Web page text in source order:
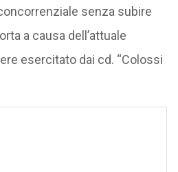
senza subire
a causa dell’attuale
esercitato dai cd. “Colossi